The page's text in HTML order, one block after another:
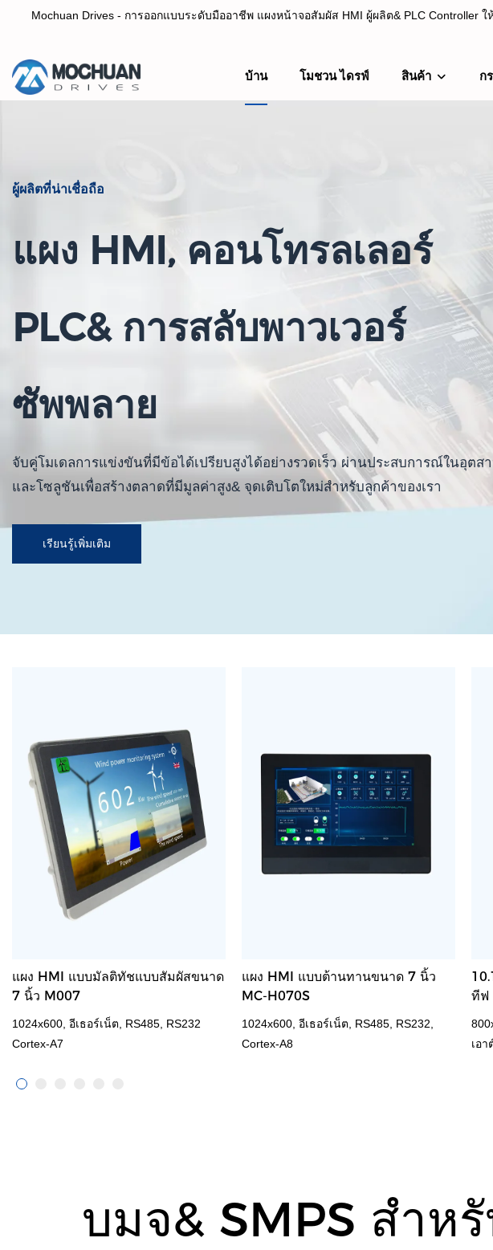
Mochuan Drives - การออกแบบระดับมืออาชีพ แผงหน้าจอสัมผัส HMI ผู้ผลิต& PLC
ออกแบบอย่างมืออาชีพ ผู้ผลิตแผงหน้าจอสัมผัส HMI& PLC Controller ให้บริการโ
บ้าน โมชวน ไดรฟ์ สินค้า ก
ผู้ผลิตที่น่าเชื่อถือ
แผง HMI, คอนโทรลเลอร์
PLC& การสลับพาวเวอร์
ซัพพลาย
จับคู่โมเดลการแข่งขันที่มีข้อได้เปรียบสูงได้อย่างรวดเร็ว ผ่านประสบการณ์ในอุตส
และโซลูชันเพื่อสร้างตลาดที่มีมูลค่าสูง& จุดเติบโตใหม่สำหรับลูกค้าของเรา
เรียนรู้เพิ่มเติม
แผง HMI แบบมัลติทัชแบบสัมผัสขนาด
7 นิ้ว M007
1024x600, อีเธอร์เน็ต, RS485, RS232
Cortex-A7
แผง HMI แบบต้านทานขนาด 7 นิ้ว
MC-H070S
1024x600, อีเธอร์เน็ต, RS485, RS232,
Cortex-A8
ทีฟ
เอ
บมจ& SMPS สำห